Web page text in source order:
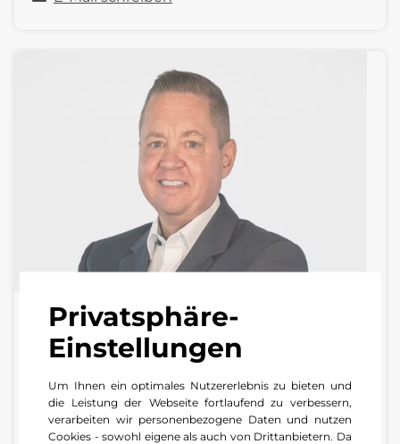
Privatsphäre-
Einstellungen
Um Ihnen ein optimales Nutzererlebnis zu bieten und
die Leistung der Webseite fortlaufend zu verbessern,
verarbeiten wir personenbezogene Daten und nutzen
Cookies - sowohl eigene als auch von Drittanbietern. Da
Deniz Bozüyük
Verkaufsberater Pkw | Center Neustadt
+49 6321 40 42 25
E-Mail schreiben